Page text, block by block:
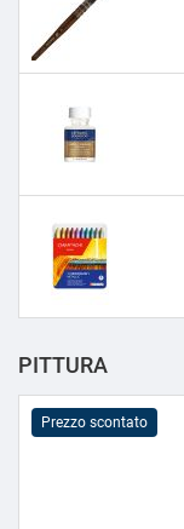
PITTURA
Prezzo scontato